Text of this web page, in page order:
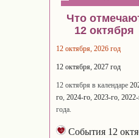
Что
12 октября
12 октября, 2026 год
12 октября, 2027 год
12 октября в календаре
го, 2024-го, 2023-го,
года.
События 12